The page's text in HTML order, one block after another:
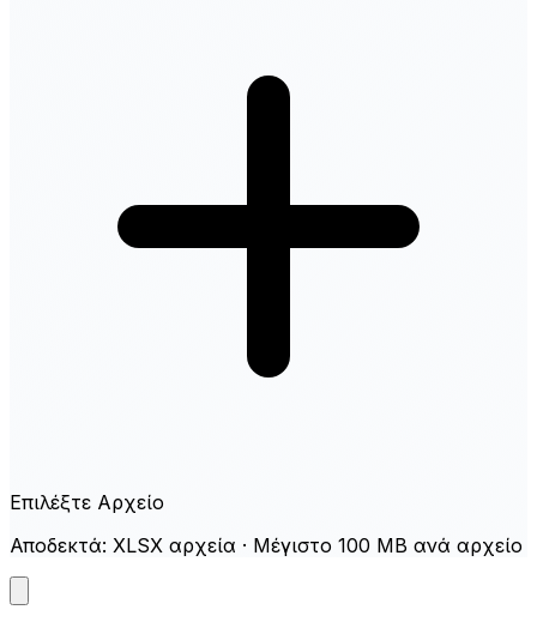
Επιλέξτε Αρχείο
Αποδεκτά: XLSX αρχεία · Μέγιστο 100 MB ανά αρχείο